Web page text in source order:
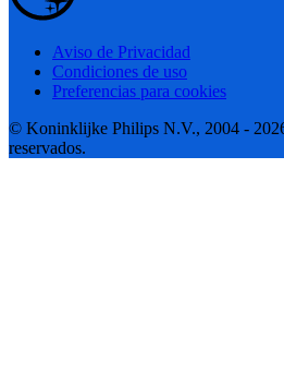
Aviso de Privacidad
Condiciones de uso
Preferencias para cookies
© Koninklijke Philips N.V., 2004 -
reservados.